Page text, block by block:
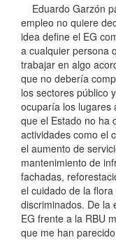
Eduardo Garzón
empleo no quiere
idea define el EG
a cualquier persona
trabajar en algo
que no debería
los sectores público
ocuparía los lugares
que el Estado no ha
actividades como el
el aumento de
mantenimiento de
fachadas,
el cuidado de la
discriminados. De la
EG frente a la RBU
que me han